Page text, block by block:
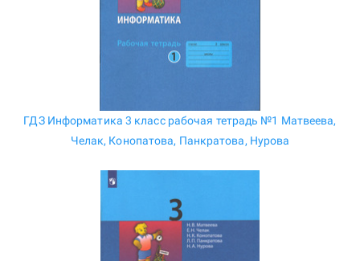
ГДЗ Информатика 3 класс рабочая тетрадь №1 Матвеева,
Челак, Конопатова, Панкратова, Нурова